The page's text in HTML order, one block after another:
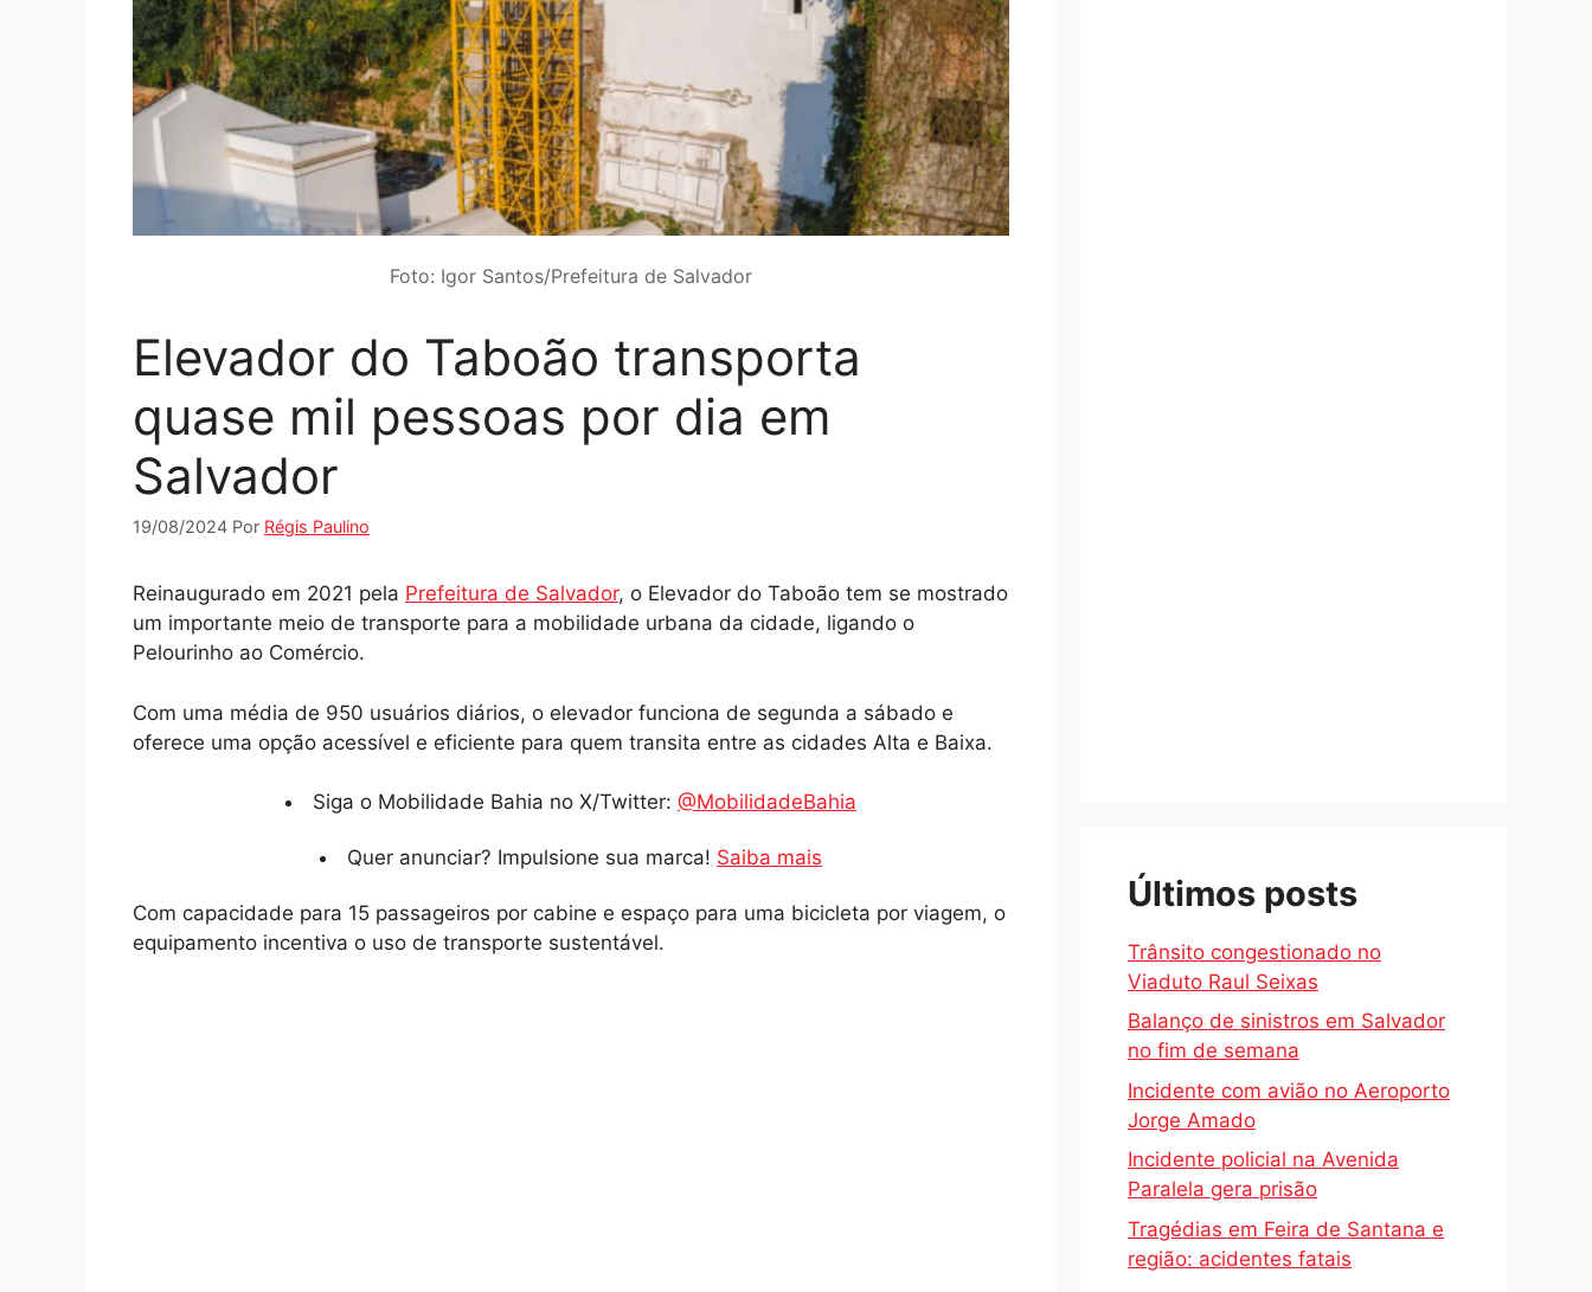
Foto: Igor Santos/Prefeitura de Salvador
Elevador do Taboão transporta
quase mil pessoas por dia em
Salvador
19/08/2024 Por Régis Paulino
Reinaugurado em 2021 pela Prefeitura de Salvador, o Elevador do Taboão tem se mostrado
um importante meio de transporte para a mobilidade urbana da cidade, ligando o
Pelourinho ao Comércio.
Com uma média de 950 usuários diários, o elevador funciona de segunda a sábado e
oferece uma opção acessível e eficiente para quem transita entre as cidades Alta e Baixa.
Siga o Mobilidade Bahia no X/Twitter: @MobilidadeBahia
Quer anunciar? Impulsione sua marca! Saiba mais
Com capacidade para 15 passageiros por cabine e espaço para uma bicicleta por viagem, o
equipamento incentiva o uso de transporte sustentável.
Últimos posts
Trânsito congestionado no
Viaduto Raul Seixas
Balanço de sinistros em Salvador
no fim de semana
Incidente com avião no Aeroporto
Jorge Amado
Incidente policial na Avenida
Paralela gera prisão
Tragédias em Feira de Santana e
região: acidentes fatais